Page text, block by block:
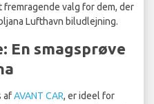
valg for dem, der
Lufthavn biludlejning.
En smagsprøve
afAVANT CAR, er ideel for